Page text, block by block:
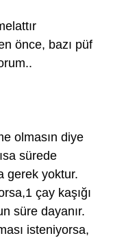
önce, bazı püf
olmasın diye
sürede
gerek yoktur.
çay kaşığı
süre dayanır.
isteniyorsa,